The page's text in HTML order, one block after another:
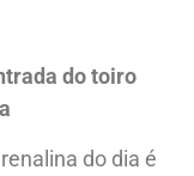
do toiro
do dia é